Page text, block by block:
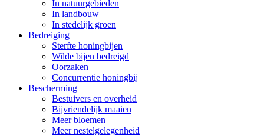
In natuurgebieden
In landbouw
In stedelijk groen
Bedreiging
Sterfte honingbijen
Wilde bijen bedreigd
Oorzaken
Concurrentie honingbij
Bescherming
Bestuivers en overheid
Bijvriendelijk maaien
Meer bloemen
Meer nestelgelegenheid